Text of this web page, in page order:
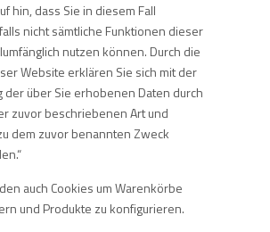
hin, dass Sie in diesem Fall
nicht sämtliche Funktionen dieser
nutzen können. Durch die
Website erklären Sie sich mit der
der über Sie erhobenen Daten durch
zuvor beschriebenen Art und
dem zuvor benannten Zweck
auch Cookies um Warenkörbe
und Produkte zu konfigurieren.